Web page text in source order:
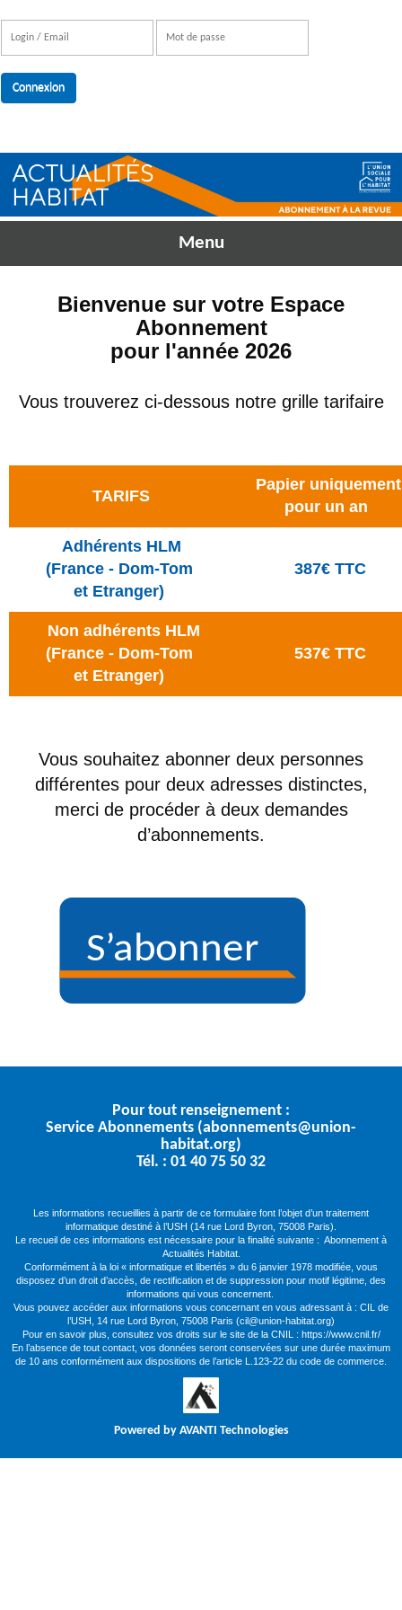
Menu
Bienvenue sur votre Espace
Abonnement
pour l'année 2026
Vous trouverez ci-dessous notre grille tarifaire
TARIFS
Papier uniquement
pour un an
Adhérents HLM
(France - Dom-Tom
et Etranger)
387€ TTC
Non adhérents HLM
(France - Dom-Tom
et Etranger)
537€ TTC
Vous souhaitez abonner deux personnes
différentes pour deux adresses distinctes,
merci de procéder à deux demandes
d’abonnements.
Pour tout renseignement :
Service Abonnements (abonnements@union-
habitat.org)
Tél. : 01 40 75 50 32
Les informations recueillies à partir de ce formulaire font l’objet d’un traitement
informatique destiné à l’USH (14 rue Lord Byron, 75008 Paris).
Le recueil de ces informations est nécessaire pour la finalité suivante : Abonnement à
Actualités Habitat.
Conformément à la loi « informatique et libertés » du 6 janvier 1978 modifiée, vous
disposez d’un droit d’accès, de rectification et de suppression pour motif légitime, des
informations qui vous concernent.
Vous pouvez accéder aux informations vous concernant en vous adressant à : CIL de
l’USH, 14 rue Lord Byron, 75008 Paris (cil@union-habitat.org)
Pour en savoir plus, consultez vos droits sur le site de la CNIL : https://www.cnil.fr/
En l’absence de tout contact, vos données seront conservées sur une durée maximum
de 10 ans conformément aux dispositions de l’article L.123-22 du code de commerce.
Powered by AVANTI Technologies